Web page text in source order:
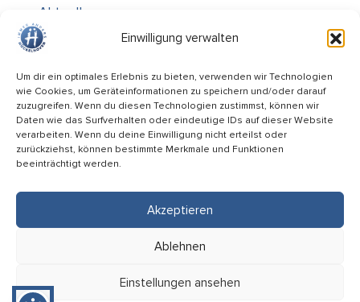
Einwilligung verwalten
Um dir ein optimales Erlebnis zu bieten, verwenden wir Technologien
wie Cookies, um Geräteinformationen zu speichern und/oder darauf
zuzugreifen. Wenn du diesen Technologien zustimmst, können wir
Daten wie das Surfverhalten oder eindeutige IDs auf dieser Website
verarbeiten. Wenn du deine Einwilligung nicht erteilst oder
zurückziehst, können bestimmte Merkmale und Funktionen
beeinträchtigt werden.
Akzeptieren
Ablehnen
Einstellungen ansehen
Aktuelles
Über uns
Kontakt / Öffnungszeiten
Alle Ämter
Stellenausschreibungen
Rechtliches
Informiert bleiben